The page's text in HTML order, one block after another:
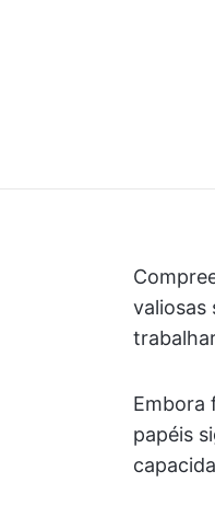
valiosas
Embora
papéis